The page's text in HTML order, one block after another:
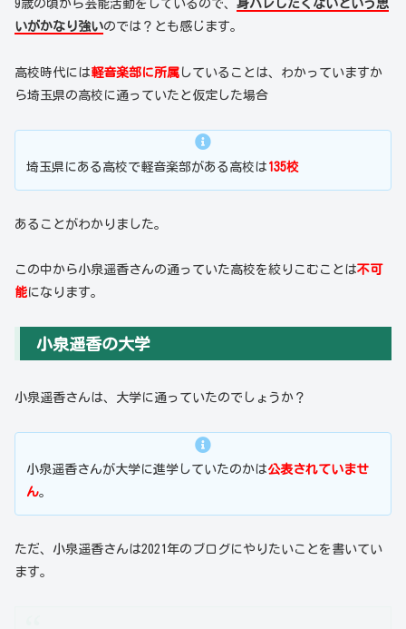
9歳の頃から芸能活動をしているので、 身バレしたくないという思
いがかなり強いのでは？とも感じます。
高校時代には軽音楽部に所属 していることは、わかっていますか
ら埼玉県の高校に通っていたと仮定した場合
埼玉県にある高校で軽音楽部がある高校は 135校
あることがわかりました。
この中から小泉遥香さんの通っていた高校を絞りこむことは不可
能になります。
小泉遥香の大学
小泉遥香さんは、大学に通っていたのでしょうか？
小泉遥香さんが大学に進学していたのかは公表されていませ
ん。
ただ、小泉遥香さんは2021年のブログにやりたいことを書いてい
ます。